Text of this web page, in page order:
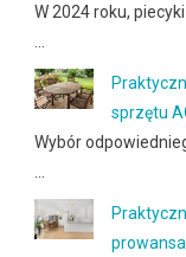
W 2024 roku,
…
sprzętu
Wybór
…